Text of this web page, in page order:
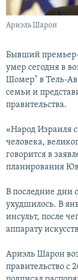
Հայերեն
Русский
Все сайты
Ариэль Шарон
Бывший
умер сегодня в
Шомер" в Тель-
семьи и
правительства.
«Народ Израиля
человека,
говорится в
планирования
В последние дни
ухудшилось. В
инсульт, после
аппарату
Ариэль Шарон
правительство с